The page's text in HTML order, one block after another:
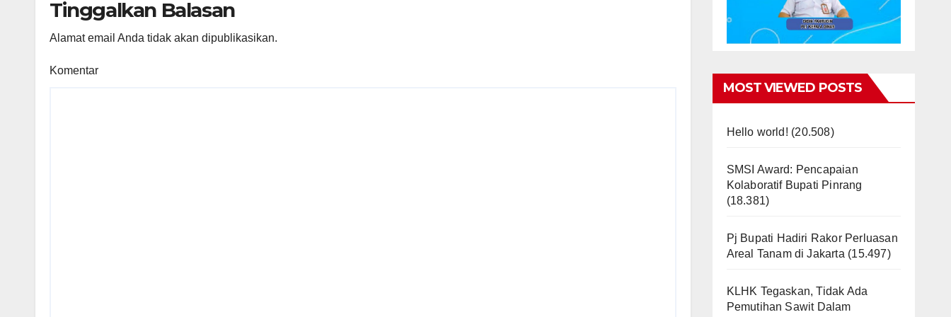
Tinggalkan Balasan
Alamat email Anda tidak akan dipublikasikan.
Komentar
MOST VIEWED POSTS
Hello world! (20.508)
SMSI Award: Pencapaian
Kolaboratif Bupati Pinrang
(18.381)
Pj Bupati Hadiri Rakor Perluasan
Areal Tanam di Jakarta (15.497)
KLHK Tegaskan, Tidak Ada
Pemutihan Sawit Dalam